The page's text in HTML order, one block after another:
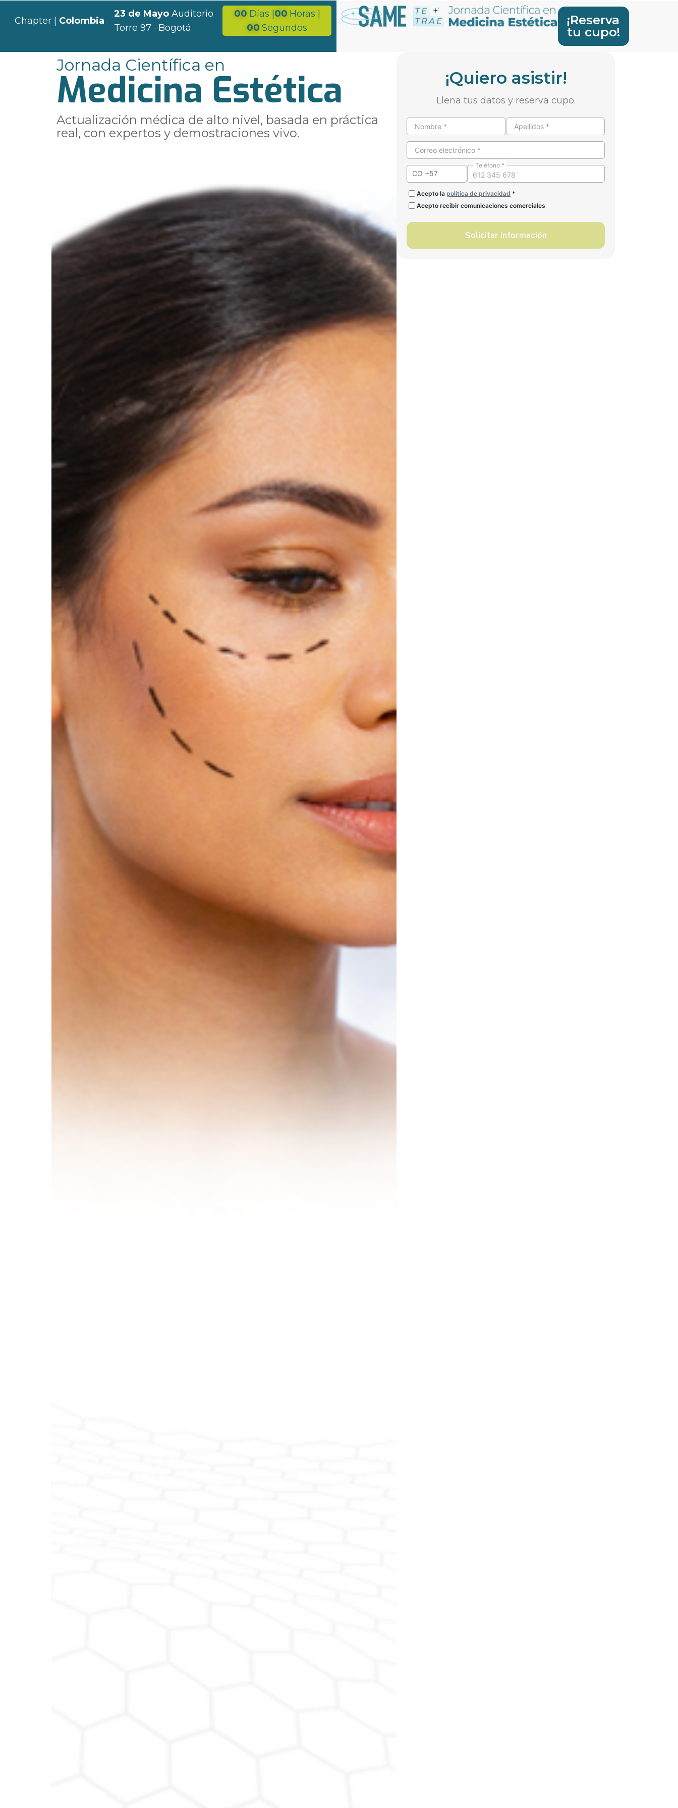
Chapter | Colombia
23 de MayoAuditorio
Torre 97 · Bogotá
00 Días | 00 Horas |
00 Segundos
¡Reserva
tu cupo!
Jornada Científica en
Medicina Estética
Actualización médica de alto nivel, basada en práctica
real, con expertos y demostraciones vivo.
¡Quiero asistir!
Llena tus datos y reserva cupo.
Nombre * Apellidos *
Correo electrónico *
Teléfono *
Acepto la política de privacidad *
Acepto recibir comunicaciones comerciales
Solicitar información